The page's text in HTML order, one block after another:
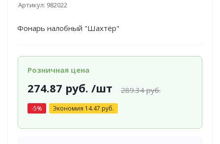
Артикул: 982022
Фонарь налобный "Шахтёр"
Розничная цена
274.87 руб. /шт 289.34руб.
-5% Экономия 14.47 руб.